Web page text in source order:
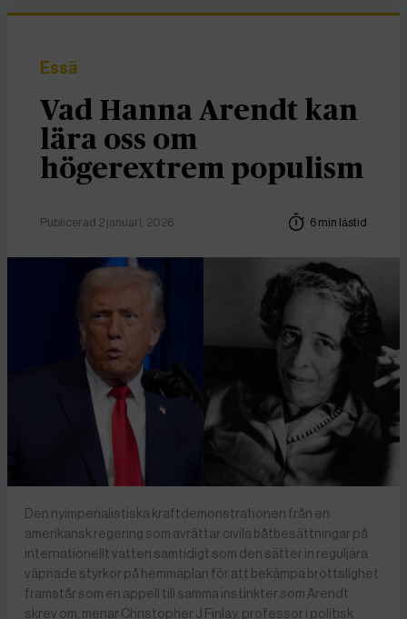
Essä
Vad Hanna Arendt kan
lära oss om
högerextrem populism
Publicerad 2 januari, 2026 6 min lästid
Den nyimperialistiska kraftdemonstrationen från en
amerikansk regering som avrättar civila båtbesättningar på
internationellt vatten samtidigt som den sätter in reguljära
väpnade styrkor på hemmaplan för att bekämpa brottslighet
framstår som en appell till samma instinkter som Arendt
skrev om, menar Christopher J Finlay, professor i politisk